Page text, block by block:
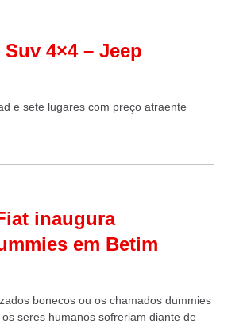
4×4 – Jeep
e sete lugares com preço atraente
inaugura
em Betim
bonecos ou os chamados dummies
seres humanos sofreriam diante de